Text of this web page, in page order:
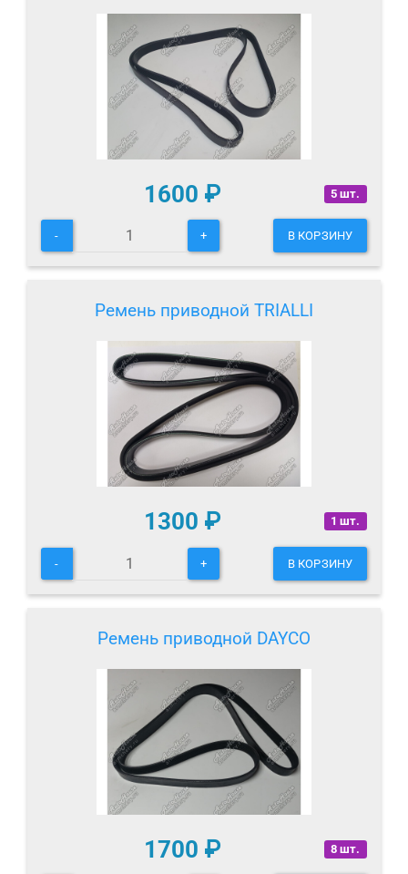
5 шт.
1600 ₽
- + В КОРЗИНУ
Ремень приводной TRIALLI
1 шт.
1300 ₽
- + В КОРЗИНУ
Ремень приводной DAYCO
8 шт.
1700 ₽